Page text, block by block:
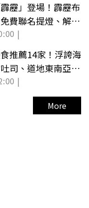
靂」登場！霹靂布
費聯名提燈、解謎
|
推薦14家！浮誇海
司、道地東南亞料
|
More